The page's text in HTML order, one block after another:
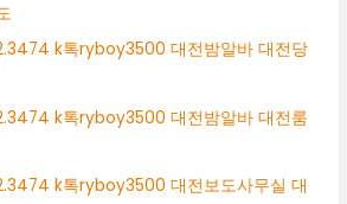
k톡ryboy3500 대전밤알바 대전당
k톡ryboy3500 대전밤알바 대전룸
k톡ryboy3500 대전보도사무실 대